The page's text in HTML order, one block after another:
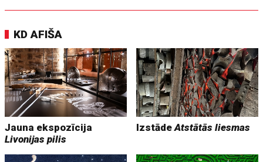
KD AFIŠA
Jauna ekspozīcija
Livonijas pilis
IzstādeAtstātās liesmas